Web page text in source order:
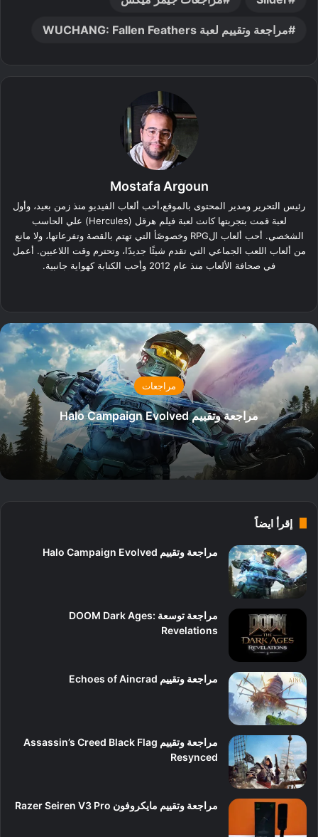
مراجعة وتقييم لعبة WUCHANG: Fallen Feathers
Mostafa Argoun
رئيس التحرير ومدير المحتوى بالموقع،أحب ألعاب الفيديو منذ زمن بعيد، وأول
لعبة قمت بتجربتها كانت لعبة فيلم هرقل (Hercules) علي الحاسب
الشخصي. أحب ألعاب الRPG وخصوصًأ التي تهتم بالقصة وتفرعاتها، ولا مانع
من ألعاب اللعب الجماعي التي تقدم شيئًا جديدًا، وتحترم وقت اللاعبين. أعمل
في صحافة الألعاب منذ عام 2012 وأحب الكتابة كهواية جانبية.
مراجعات
مراجعة وتقييم Halo Campaign Evolved
إقرأ ايضاً
مراجعة وتقييم Halo Campaign Evolved
مراجعة توسعة DOOM Dark Ages:
Revelations
7
مراجعة وتقييم Echoes of Aincrad
9
مراجعة وتقييم Assassin’s Creed Black Flag
Resynced
مراجعة وتقييم مايكروفون Razer Seiren V3 Pro